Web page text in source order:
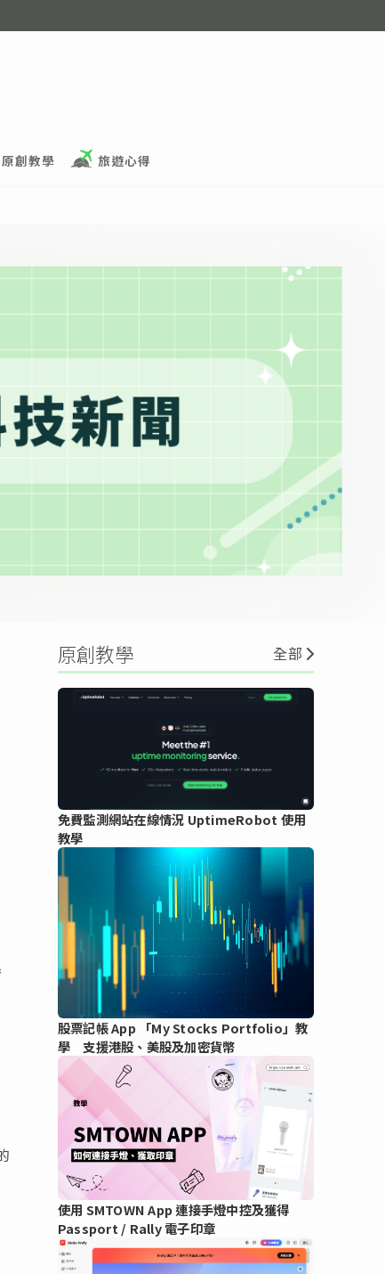
原創教學 旅遊心得
原創教學 全部
免費監測網站在線情況 UptimeRobot 使用
教學
股票記帳 App 「My Stocks Portfolio」教
學 支援港股、美股及加密貨幣
使用 SMTOWN App 連接手燈中控及獲得
Passport / Rally 電子印章